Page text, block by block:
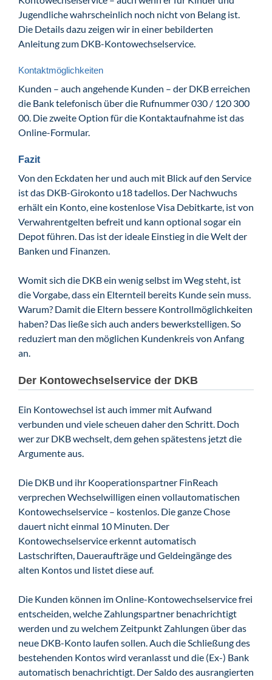
Jugendliche wahrscheinlich noch nicht von Belang ist.
Die Details dazu zeigen wir in einer bebilderten
Anleitung zum DKB-Kontowechselservice.
Kontaktmöglichkeiten
Kunden – auch angehende Kunden – der DKB erreichen
die Bank telefonisch über die Rufnummer 030 / 120 300
00. Die zweite Option für die Kontaktaufnahme ist das
Online-Formular.
Fazit
Von den Eckdaten her und auch mit Blick auf den Service
ist das DKB-Girokonto u18 tadellos. Der Nachwuchs
erhält ein Konto, eine kostenlose Visa Debitkarte, ist von
Verwahrentgelten befreit und kann optional sogar ein
Depot führen. Das ist der ideale Einstieg in die Welt der
Banken und Finanzen.
Womit sich die DKB ein wenig selbst im Weg steht, ist
die Vorgabe, dass ein Elternteil bereits Kunde sein muss.
Warum? Damit die Eltern bessere Kontrollmöglichkeiten
haben? Das ließe sich auch anders bewerkstelligen. So
reduziert man den möglichen Kundenkreis von Anfang
an.
Der Kontowechselservice der DKB
Ein Kontowechsel ist auch immer mit Aufwand
verbunden und viele scheuen daher den Schritt. Doch
wer zur DKB wechselt, dem gehen spätestens jetzt die
Argumente aus.
Die DKB und ihr Kooperationspartner FinReach
verprechen Wechselwilligen einen vollautomatischen
Kontowechselservice – kostenlos. Die ganze Chose
dauert nicht einmal 10 Minuten. Der
Kontowechselservice erkennt automatisch
Lastschriften, Daueraufträge und Geldeingänge des
alten Kontos und listet diese auf.
Die Kunden können im Online-Kontowechselservice frei
entscheiden, welche Zahlungspartner benachrichtigt
werden und zu welchem Zeitpunkt Zahlungen über das
neue DKB-Konto laufen sollen. Auch die Schließung des
bestehenden Kontos wird veranlasst und die (Ex-) Bank
automatisch benachrichtigt. Der Saldo des ausrangierten